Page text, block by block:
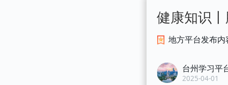
健康知识
地方平台发布内
台州学习平
2025-04-01